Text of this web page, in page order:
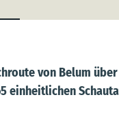
von Belum
einheitlichen